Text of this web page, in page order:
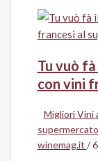
Tu vuò
con vini
Migliori Vini
supermercato
winemag.it /